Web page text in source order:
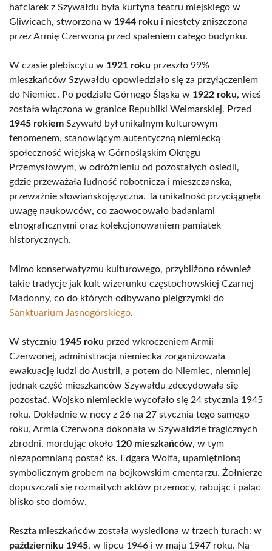
hafciarek z Szywałdu była kurtyna teatru miejskiego w
Gliwicach, stworzona w 1944 roku i niestety zniszczona
przez Armię Czerwoną przed spaleniem całego budynku.
W czasie plebiscytu w 1921 roku przeszło 99%
mieszkańców Szywałdu opowiedziało się za przyłączeniem
do Niemiec. Po podziale Górnego Śląska w 1922 roku, wieś
została włączona w granice Republiki Weimarskiej. Przed
1945 rokiem Szywałd był unikalnym kulturowym
fenomenem, stanowiącym autentyczną niemiecką
społeczność wiejską w Górnośląskim Okręgu
Przemysłowym, w odróżnieniu od pozostałych osiedli,
gdzie przeważała ludność robotnicza i mieszczanska,
przeważnie słowiańskojęzyczna. Ta unikalność przyciągnęła
uwagę naukowców, co zaowocowało badaniami
etnograficznymi oraz kolekcjonowaniem pamiątek
historycznych.
Mimo konserwatyzmu kulturowego, przybliżono również
takie tradycje jak kult wizerunku częstochowskiej Czarnej
Madonny, co do których odbywano pielgrzymki do
Sanktuarium Jasnogórskiego.
W styczniu 1945 roku przed wkroczeniem Armii
Czerwonej, administracja niemiecka zorganizowała
ewakuację ludzi do Austrii, a potem do Niemiec, niemniej
jednak część mieszkańców Szywałdu zdecydowała się
pozostać. Wojsko niemieckie wycofało się 24 stycznia 1945
roku. Dokładnie w nocy z 26 na 27 stycznia tego samego
roku, Armia Czerwona dokonała w Szywałdzie tragicznych
zbrodni, mordując około 120 mieszkańców, w tym
niezapomnianą postać ks. Edgara Wolfa, upamiętnioną
symbolicznym grobem na bojkowskim cmentarzu. Żołnierze
dopuszczali się rozmaitych aktów przemocy, rabując i paląc
blisko sto domów.
Reszta mieszkańców została wysiedlona w trzech turach: w
październiku 1945, w lipcu 1946 i w maju 1947 roku. Na